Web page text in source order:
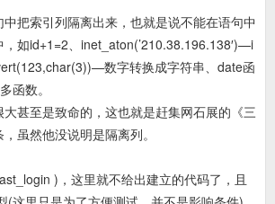
把索引列隔离出来，也就是说不能在语句中
如id+1=2、inet_aton(’210.38.196.138′)—i
数字转换成字符串、date函
函数。
甚至是致命的，这也就是赶集网石展的《三
虽然他没说明是隔离列。
)，这里就不给出建立的代码了，且